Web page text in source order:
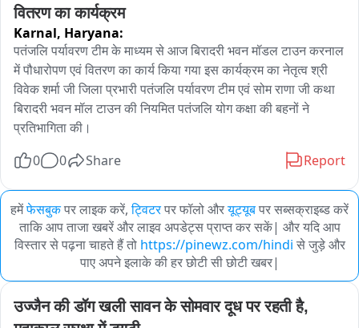
वितरण का कार्यक्रम
Karnal, Haryana:
पतंजलि पर्यावरण टीम के माध्यम से आज बिरादरी भवन मॉडल टाउन करनाल
में पौधारोपण एवं वितरण का कार्य किया गया इस कार्यक्रम का नेतृत्व श्री
विवेक शर्मा जी जिला प्रभारी पतंजलि पर्यावरण टीम एवं सोम राणा जी कथा
बिरादरी भवन मॉल टाउन की नियमित पतंजलि योग कक्षा की बहनों ने
प्रतिभागिता की।
0 0 Share Report
हमेंफेसबुकपर लाइक करें, ट्विटरपर फॉलो औरयूट्यूबपर सब्सक्राइब्ड करें
ताकि आप ताजा खबरें और लाइव अपडेट्स प्राप्त कर सकें| और यदि आप
विस्तार से पढ़ना चाहते हैं तो https://pinewz.com/hindi से जुड़े और
पाए अपने इलाके की हर छोटी सी छोटी खबर|
उज्जैन की डॉग खली सावन के सोमवार दूध पर रहती है,